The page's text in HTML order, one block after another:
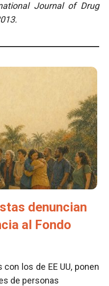
Journal of Drug
denuncian
al Fondo
los de EE UU, ponen
de personas